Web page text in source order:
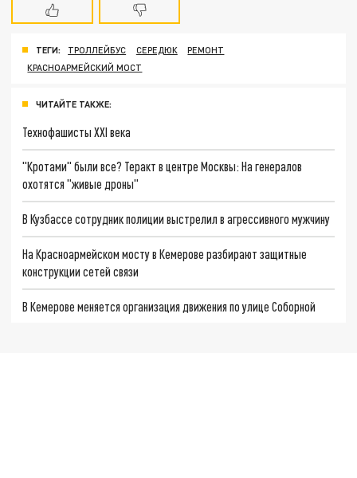
ТЕГИ: ТРОЛЛЕЙБУС СЕРЕДЮК
РЕМОНТ
КРАСНОАРМЕЙСКИЙ МОСТ
ЧИТАЙТЕ ТАКЖЕ:
Технофашисты XXI века
"Кротами" были все? Теракт в центре Москвы: На генералов
охотятся "живые дроны"
В Кузбассе сотрудник полиции выстрелил в агрессивного мужчину
На Красноармейском мосту в Кемерове разбирают защитные
конструкции сетей связи
В Кемерове меняется организация движения по улице Соборной